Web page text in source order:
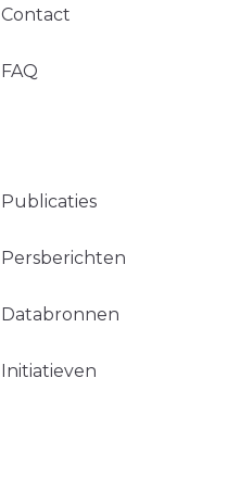
Contact
FAQ
Publicaties
Persberichten
Databronnen
Initiatieven